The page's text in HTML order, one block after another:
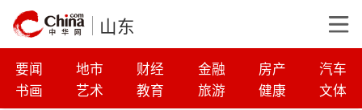
山东
要闻 地市 财经 金融 房产
汽车
书画
艺术 教育 旅游 健康 文体